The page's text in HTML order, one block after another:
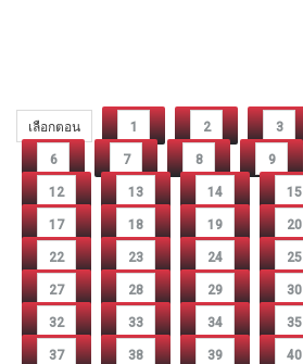
เลือกตอน 1 2 3
6 7 8 9
12 13 14 15
17 18 19 20
22 23 24 25
27 28 29 30
32 33 34 35
37 38 39 40